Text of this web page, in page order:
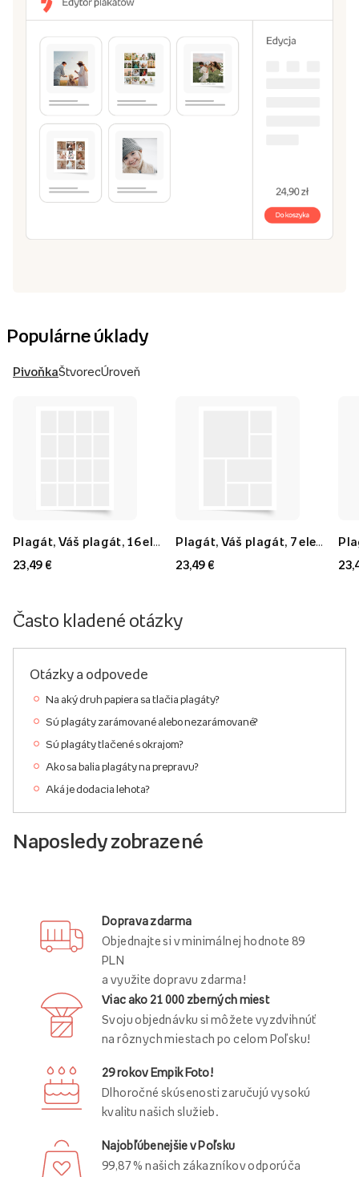
Populárne úklady
PivoňkaŠtvorecÚroveň
23,49 €
23,49 €
Často kladené otázky
Otázky a odpovede
Na aký druh papiera sa tlačia plagáty?
Sú plagáty zarámované alebo nezarámované?
Sú plagáty tlačené s okrajom?
Ako sa balia plagáty na prepravu?
Aká je dodacia lehota?
Naposledy zobrazené
Doprava zdarma
Objednajte si v minimálnej hodnote 89
PLN
a využite dopravu zdarma!
Viac ako 21 000 zberných miest
Svoju objednávku si môžete vyzdvihnúť
na rôznych miestach po celom Poľsku!
29 rokov Empik Foto!
Dlhoročné skúsenosti zaručujú vysokú
kvalitu našich služieb.
Najobľúbenejšie v Poľsku
99,87 % našich zákazníkov odporúča